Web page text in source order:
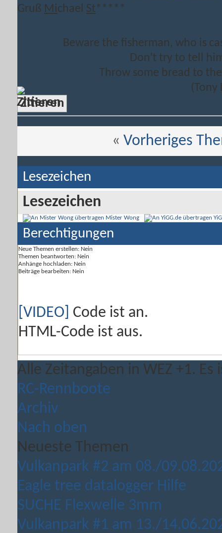
Gruß Michael St*****
Beware the fisherman, who is
Don't try to tell
Throw some bread to
(Tony
Zitieren
« Vorheriges
Lesezeichen
Lesezeichen
Mister Wong
Berechtigungen
Neue Themen erstellen: Nein
Themen beantworten: Nein
Anhänge hochladen: Nein
Beiträge bearbeiten: Nein
[VIDEO] Code ist an.
HTML-Code ist aus.
Alle Zeitangaben in WEZ +1.
RC-Rennboote
Archiv
Nach oben
Neueste Themen
Vulkanpark #2 am 08./
Eagle tree datalogger Hilfe
SUCHE Flexwelle 3mm
Vulkanpark #1 am 13./